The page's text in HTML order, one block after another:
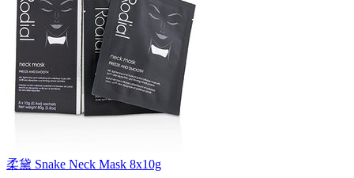
柔黛 Snake Neck Mask 8x10g